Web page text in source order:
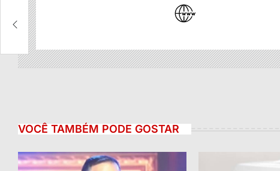
VOCÊ TAMBÉM PODE GOSTAR